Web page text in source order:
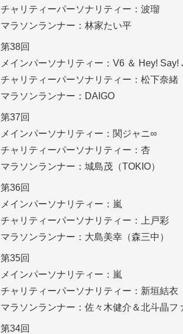
チャリティーパーソナリティー：波瑠
マラソンランナー：林家たい平
第38回
メインパーソナリティー：V6 ＆ Hey! Say!
チャリティーパーソナリティー：松下奈緒
マラソンランナー：DAIGO
第37回
メインパーソナリティー：関ジャニ∞
チャリティーパーソナリティー：杏
マラソンランナー：城島茂（TOKIO）
第36回
メインパーソナリティー：嵐
チャリティーパーソナリティー：上戸彩
マラソンランナー：大島美幸（森三中）
第35回
メインパーソナリティー：嵐
チャリティーパーソナリティー：新垣結衣
マラソンランナー：佐々木健介＆北斗晶フ
第34回